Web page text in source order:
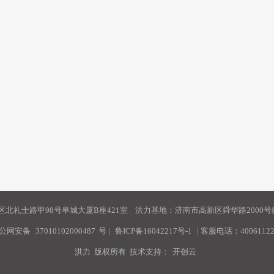
北礼士路甲98号阜城大厦B座421室 洪力基地：济南市高新区舜华路2000号
网安备 37010102000487 号 | 鲁ICP备16042217号-1 | 客服电话：
洪力 版权所有 技术支持： 开创云